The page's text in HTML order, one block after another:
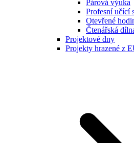
Párová výuka
Profesní učící
Otevřené
Čtenářská
Projektové dny
Projekty hrazené z